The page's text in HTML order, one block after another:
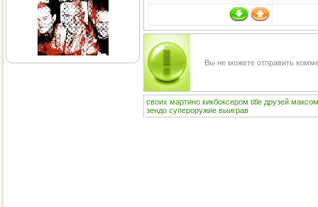
Вы не можете отправить
своих мартино кикбоксером title друзей максом
зендо супероружие выиграв